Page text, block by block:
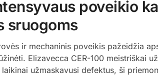
poveikio
sruogoms
ir mechaninis poveikis pažeidžia
Elizavecca CER-100 meistriškai
užmaskavusi defektus, ši